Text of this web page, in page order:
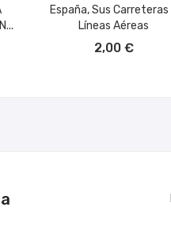
España, Sus Carreteras
Líneas Aéreas
2,00 €